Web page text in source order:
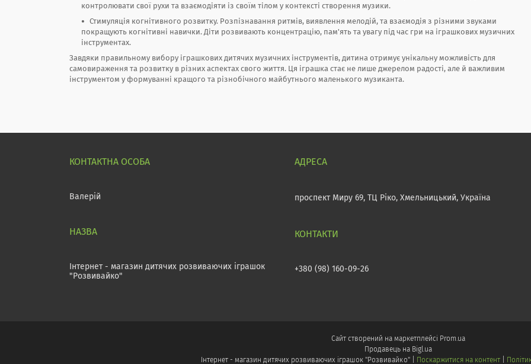
контролювати свої рухи та взаємодіяти із своїм тілом у контексті створення музики.
Стимуляція когнітивного розвитку. Розпізнавання ритмів, виявлення мелодій, та взаємодія з різними звуками
покращують когнітивні навички. Діти розвивають концентрацію, пам'ять та увагу під час гри на іграшкових музичних
інструментах.
Завдяки правильному вибору іграшкових дитячих музичних інструментів, дитина отримує унікальну можливість для
самовираження та розвитку в різних аспектах свого життя. Ця іграшка стає не лише джерелом радості, але й важливим
інструментом у формуванні кращого та різнобічного майбутнього маленького музиканта.
Валерій
Інтернет - магазин дитячих розвиваючих іграшок
"Розвивайко"
проспект Миру 69, ТЦ Ріко, Хмельницький, Україна
+380 (98) 160-09-26
Сайт створений на маркетплейсі Prom.ua
Продавець на Bigl.ua
Поскаржитися на контент